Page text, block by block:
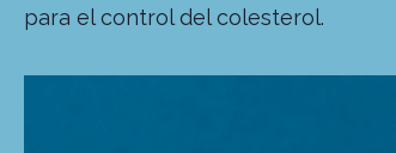
para el control del colesterol.